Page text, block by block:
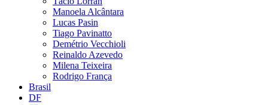
Manoela Alcântara
Lucas Pasin
Tiago Pavinatto
Demétrio Vecchioli
Reinaldo Azevedo
Milena Teixeira
Rodrigo França
Brasil
DF